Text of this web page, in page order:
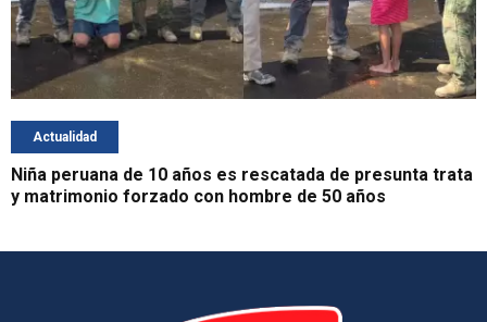
Actualidad
Niña peruana de 10 años es rescatada de presunta trata
y matrimonio forzado con hombre de 50 años